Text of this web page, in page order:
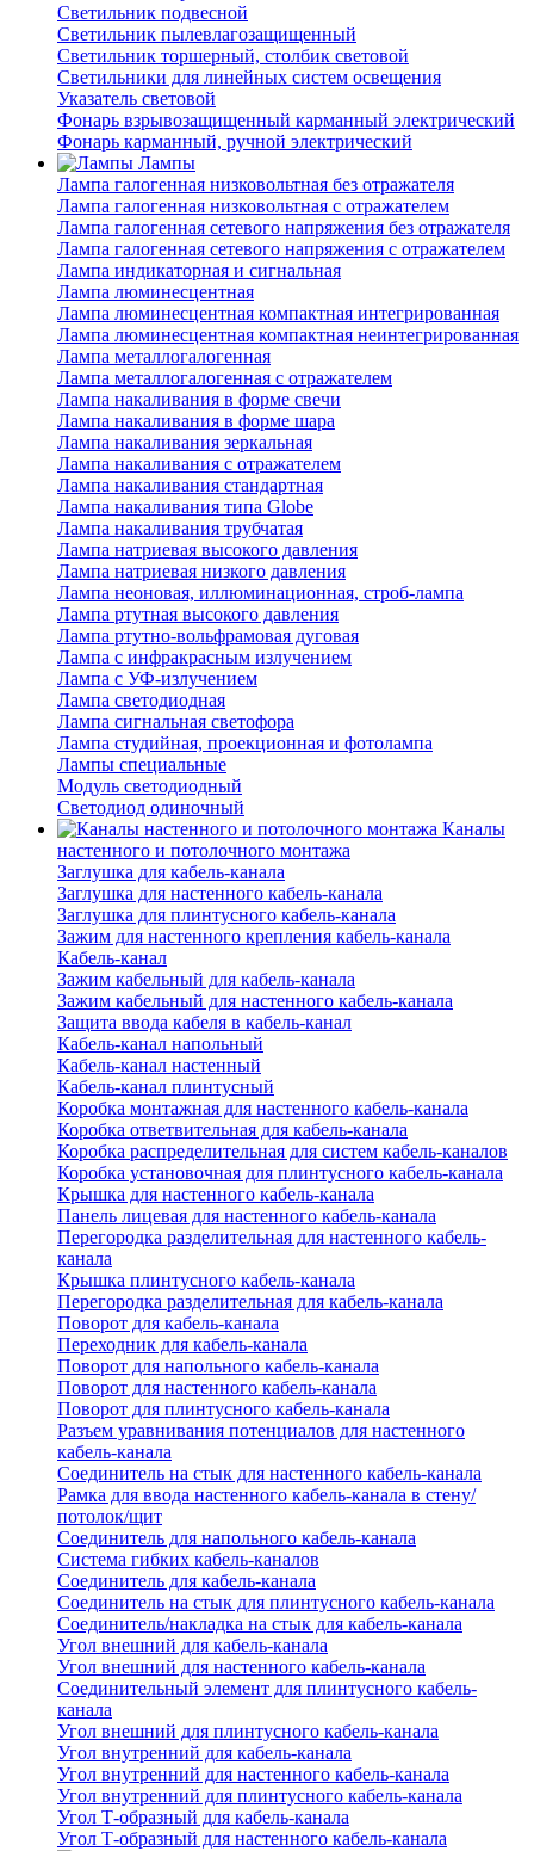
Светильник подвесной
Светильник пылевлагозащищенный
Светильник торшерный, столбик световой
Светильники для линейных систем освещения
Указатель световой
Фонарь взрывозащищенный карманный электрический
Фонарь карманный, ручной электрический
Лампы
Лампа галогенная низковольтная без отражателя
Лампа галогенная низковольтная с отражателем
Лампа галогенная сетевого напряжения без отражателя
Лампа галогенная сетевого напряжения с отражателем
Лампа индикаторная и сигнальная
Лампа люминесцентная
Лампа люминесцентная компактная интегрированная
Лампа люминесцентная компактная неинтегрированная
Лампа металлогалогенная
Лампа металлогалогенная с отражателем
Лампа накаливания в форме свечи
Лампа накаливания в форме шара
Лампа накаливания зеркальная
Лампа накаливания с отражателем
Лампа накаливания стандартная
Лампа накаливания типа Globe
Лампа накаливания трубчатая
Лампа натриевая высокого давления
Лампа натриевая низкого давления
Лампа неоновая, иллюминационная, строб-лампа
Лампа ртутная высокого давления
Лампа ртутно-вольфрамовая дуговая
Лампа с инфракрасным излучением
Лампа с УФ-излучением
Лампа светодиодная
Лампа сигнальная светофора
Лампа студийная, проекционная и фотолампа
Лампы специальные
Модуль светодиодный
Светодиод одиночный
Каналы
настенного и потолочного монтажа
Заглушка для кабель-канала
Заглушка для настенного кабель-канала
Заглушка для плинтусного кабель-канала
Зажим для настенного крепления кабель-канала
Кабель-канал
Зажим кабельный для кабель-канала
Зажим кабельный для настенного кабель-канала
Защита ввода кабеля в кабель-канал
Кабель-канал напольный
Кабель-канал настенный
Кабель-канал плинтусный
Коробка монтажная для настенного кабель-канала
Коробка ответвительная для кабель-канала
Коробка распределительная для систем кабель-каналов
Коробка установочная для плинтусного кабель-канала
Крышка для настенного кабель-канала
Панель лицевая для настенного кабель-канала
Перегородка разделительная для настенного кабель-
канала
Крышка плинтусного кабель-канала
Перегородка разделительная для кабель-канала
Поворот для кабель-канала
Переходник для кабель-канала
Поворот для напольного кабель-канала
Поворот для настенного кабель-канала
Поворот для плинтусного кабель-канала
Разъем уравнивания потенциалов для настенного
кабель-канала
Соединитель на стык для настенного кабель-канала
Рамка для ввода настенного кабель-канала в стену/
потолок/щит
Соединитель для напольного кабель-канала
Система гибких кабель-каналов
Соединитель для кабель-канала
Соединитель на стык для плинтусного кабель-канала
Соединитель/накладка на стык для кабель-канала
Угол внешний для кабель-канала
Угол внешний для настенного кабель-канала
Соединительный элемент для плинтусного кабель-
канала
Угол внешний для плинтусного кабель-канала
Угол внутренний для кабель-канала
Угол внутренний для настенного кабель-канала
Угол внутренний для плинтусного кабель-канала
Угол Т-образный для кабель-канала
Угол Т-образный для настенного кабель-канала